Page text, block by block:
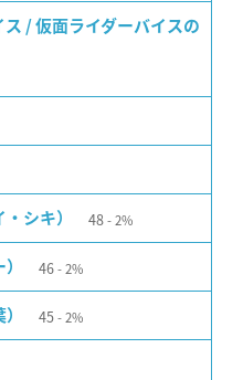
/ 仮面ライダーバイスの
シキ） 48 2%
46 2%
45 2%